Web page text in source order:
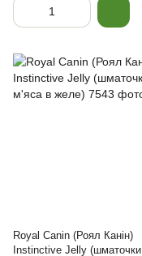
Royal Canin (Роял Канін)
Instinctive Jelly (шматочки